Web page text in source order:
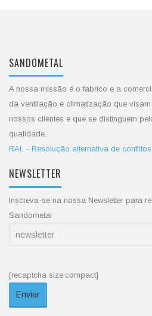
SANDOMETAL
A nossa missão é o fabrico e a
da ventilação e climatização que
nossos clientes e que se distinguem
qualidade.
RAL - Resolução alternativa de conflitos
NEWSLETTER
Inscreva-se na nossa Newsletter para
Sandometal
[recaptcha size:compact]